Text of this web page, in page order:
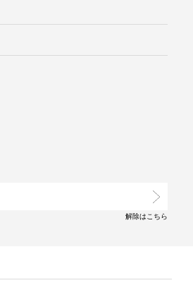
解除は こちら